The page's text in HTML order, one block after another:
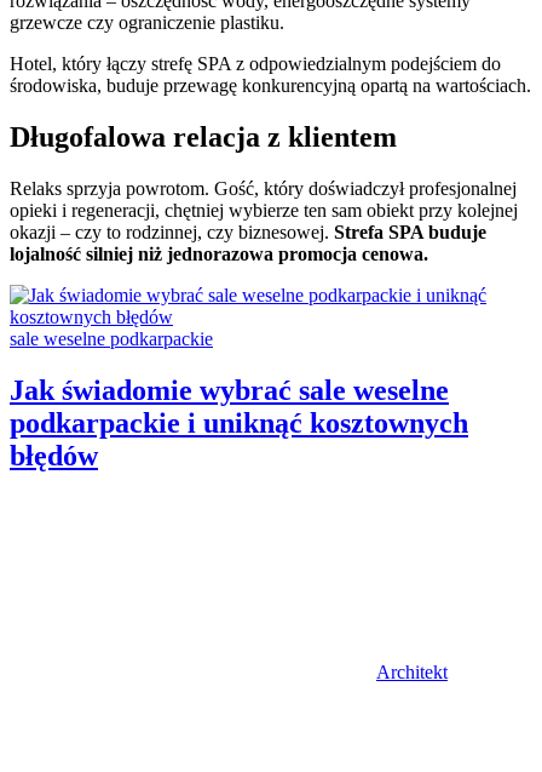
grzewcze czy ograniczenie plastiku.
Hotel, który łączy strefę SPA z odpowiedzialnym podejściem do
środowiska, buduje przewagę konkurencyjną opartą na wartościach.
Długofalowa relacja z klientem
Relaks sprzyja powrotom. Gość, który doświadczył profesjonalnej
opieki i regeneracji, chętniej wybierze ten sam obiekt przy kolejnej
okazji – czy to rodzinnej, czy biznesowej. Strefa SPA buduje
lojalność silniej niż jednorazowa promocja cenowa.
Categories:
sale weselne podkarpackie
Jak świadomie wybrać sale weselne
podkarpackie i uniknąć kosztownych
błędów
Architekt